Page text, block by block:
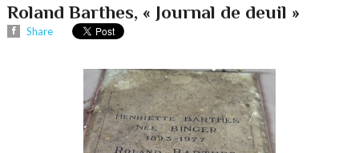
Roland Barthes, « Journal de deuil »
Share